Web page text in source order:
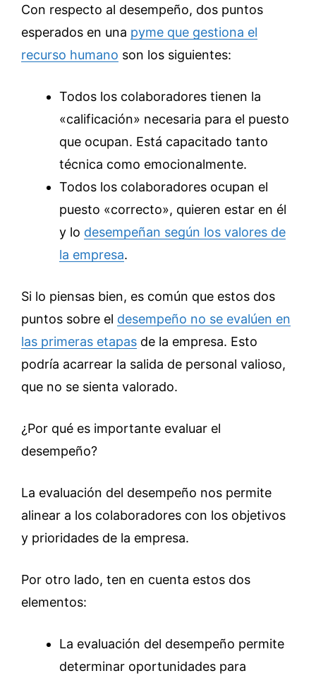
Con respecto al desempeño, dos puntos
esperados en una pyme que gestiona el
recurso humano son los siguientes:
Todos los colaboradores tienen la
«calificación» necesaria para el puesto
que ocupan. Está capacitado tanto
técnica como emocionalmente.
Todos los colaboradores ocupan el
puesto «correcto», quieren estar en él
y lo desempeñan según los valores de
la empresa.
Si lo piensas bien, es común que estos dos
puntos sobre el desempeño no se evalúen en
las primeras etapas de la empresa. Esto
podría acarrear la salida de personal valioso,
que no se sienta valorado.
¿Por qué es importante evaluar el
desempeño?
La evaluación del desempeño nos permite
alinear a los colaboradores con los objetivos
y prioridades de la empresa.
Por otro lado, ten en cuenta estos dos
elementos:
La evaluación del desempeño permite
determinar oportunidades para